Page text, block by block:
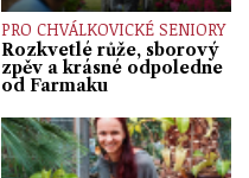
PRO CHVÁLKOVICKÉ SENIORY
Rozkvetlé růže, sborový
zpěv a krásné odpoledne
od Farmaku